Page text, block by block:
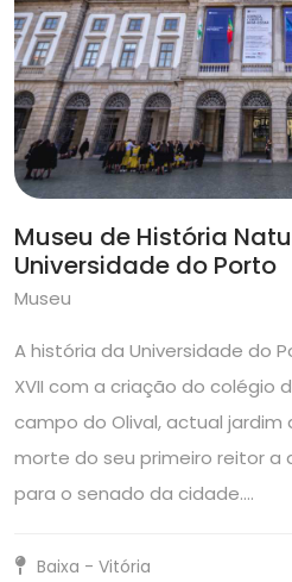
Museu de História
Universidade do Porto
Museu
A história da Universidade do
XVII com a criação do colégio
campo do Olival, actual jardim
morte do seu primeiro reitor a
para o senado da cidade.…
Baixa - Vitória